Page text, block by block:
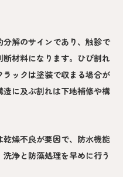
解のサインであり、触診で
材料になります。ひび割れ
ックは塗装で収まる場合が
に及ぶ割れは下地補修や構
燥不良が要因で、防水機能
浄と防藻処理を早めに行う